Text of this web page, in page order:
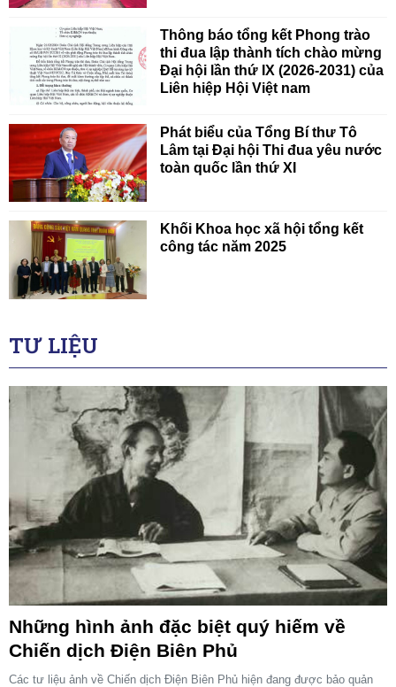
Thông báo tổng kết Phong trào
thi đua lập thành tích chào mừng
Đại hội lần thứ IX (2026-2031) của
Liên hiệp Hội Việt nam
Phát biểu của Tổng Bí thư Tô
Lâm tại Đại hội Thi đua yêu nước
toàn quốc lần thứ XI
Khối Khoa học xã hội tổng kết
công tác năm 2025
TƯ LIỆU
Những hình ảnh đặc biệt quý hiếm về
Chiến dịch Điện Biên Phủ
Các tư liệu ảnh về Chiến dịch Điện Biên Phủ hiện đang được bảo quản